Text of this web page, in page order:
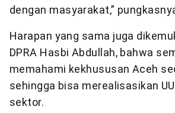
dengan masyarakat,”
Harapan yang sama juga
DPRA Hasbi Abdullah, bahwa
memahami kekhususan Aceh
sehingga bisa merealisasikan
sektor.